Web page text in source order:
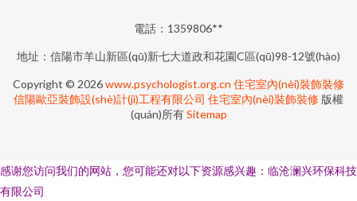
電話：1359806**
地址：信陽市羊山新區(qū)新七大道政和花園C區(qū)98-12號(hào)
Copyright © 2026www.psychologist.org.cn 住宅室內(nèi)裝飾裝修
信陽歐亞裝飾設(shè)計(jì)工程有限公司 住宅室內(nèi)裝飾裝修 版權
(quán)所有Sitemap
感谢您访问我们的网站，您可能还对以下资源感兴趣：临沧澜兴环保科技
有限公司